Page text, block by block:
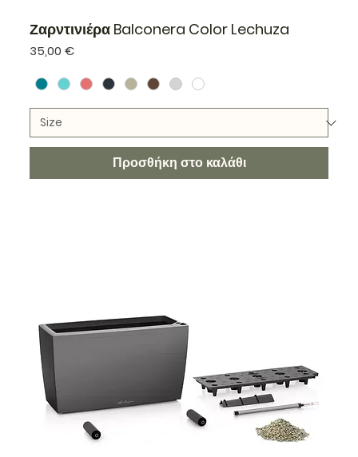
Ζαρντινιέρα Balconera Color Lechuza
Τιμή
35,00 €
Προσθήκη στο καλάθι